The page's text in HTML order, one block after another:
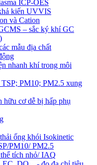
ICP-OES
kiến UVVIS
và Cation
– sắc ký khí GC
mẫu địa chất
nhanh khí trong môi
PM10; PM2.5 xung
hữu cơ dễ bị hấp phụ
ống khói Isokinetic
PM10/ PM2.5
tích nhỏ/ IAQ